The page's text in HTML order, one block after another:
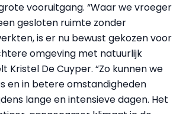
vooruitgang. “Waar we vroeger
gesloten ruimte zonder
is er nu bewust gekozen voor
omgeving met natuurlijk
Kristel De Cuyper. “Zo kunnen we
en in betere omstandigheden
lange en intensieve dagen. Het